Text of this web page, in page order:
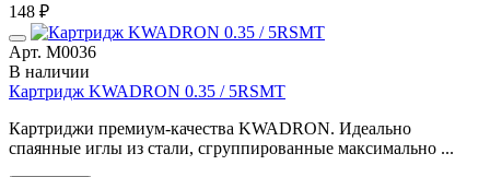
148 ₽
Арт. М0036
В наличии
Картридж KWADRON 0.35 / 5RSMT
Картриджи премиум-качества KWADRON. Идеально
спаянные иглы из стали, сгруппированные максимально ...